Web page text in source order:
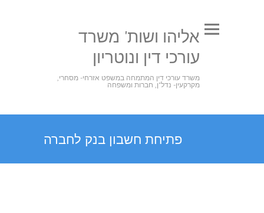
אליהו ושות' משרד
עורכי דין ונוטריון
משרד עורכי דין המתמחה במשפט אזרחי- מסחרי,
מקרקעין- נדל"ן, חברות ומשפחה
פתיחת חשבון בנק לחברה